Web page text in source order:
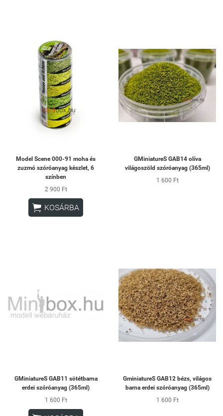
Model Scene 000-91 moha és
zuzmó szóróanyag készlet, 6
színben
2 900 Ft
 KOSÁRBA
GMiniatureS GAB14 olíva
világoszöld szóróanyag (365ml)
1 600 Ft
GMiniatureS GAB11 sötétbarna
erdei szóróanyag (365ml)
1 600 Ft
GminiatureS GAB12 bézs, világos
barna erdei szóróanyag (365ml)
1 600 Ft